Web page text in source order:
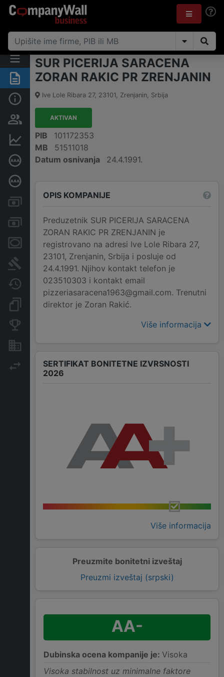
Rezime
Osnovni podaci
Vlasnička struktura
Finansijski podaci
Sertifikat bonitetne izvrsnosti
Dubinska bonitetna ocena
Računi i blokade
Menice i zaloge
Sudski sporovi
Javne nabavke
Dokumenti i objave
Nekretnine i imovina
Izvoz
SUR PICERIJA SARACENA
ZORAN RAKIC PR ZRENJANIN
Ive Lole Ribara 27, 23101, Zrenjanin, Srbija
AKTIVAN
PIB
101172353
MB
51511018
Datum osnivanja
24.4.1991.
OPIS KOMPANIJE
Preduzetnik SUR PICERIJA SARACENA
ZORAN RAKIC PR ZRENJANIN je
registrovano na adresi Ive Lole Ribara 27,
23101, Zrenjanin, Srbija i posluje od
24.4.1991. Njihov kontakt telefon je
023510303 i kontakt email
pizzeriasaracena1963@gmail.com. Trenutni
direktor je Zoran Rakić.
Više informacija
SERTIFIKAT BONITETNE IZVRSNOSTI
2026
Više informacija
Preuzmite bonitetni izveštaj
Preuzmi izveštaj (srpski)
AA-
Dubinska ocena kompanije je: Visoka
Visoka stabilnost uz minimalne faktore